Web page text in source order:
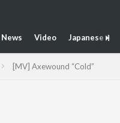
News Video Japanese
[MV] Axewound “Cold”